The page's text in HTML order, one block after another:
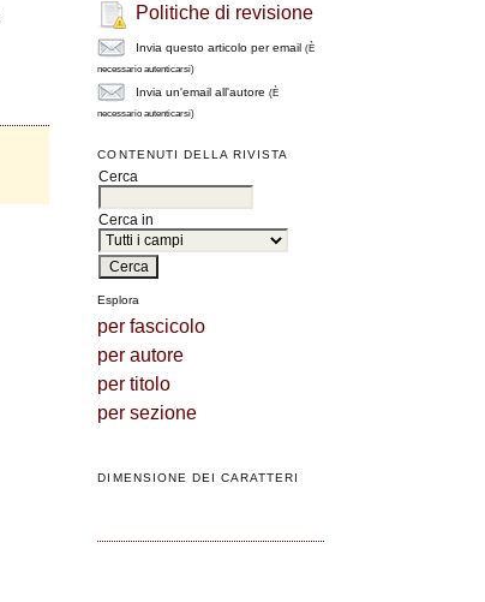
Politiche di revisione
Invia questo articolo per email(È
necessario autenticarsi)
Invia un'email all'autore(È
necessario autenticarsi)
CONTENUTI DELLA RIVISTA
Cerca
Cerca in
Esplora
per fascicolo
per autore
per titolo
per sezione
DIMENSIONE DEI CARATTERI